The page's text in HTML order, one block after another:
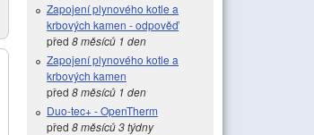
Zapojení plynového kotle a
krbových kamen - odpověď
před 8 měsíců 1 den
Zapojení plynového kotle a
krbových kamen
před 8 měsíců 1 den
Duo-tec+ - OpenTherm
před 8 měsíců 3 týdny